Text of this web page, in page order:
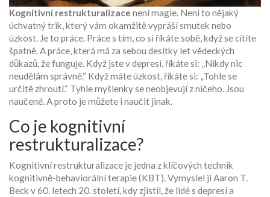
Kognitivní restrukturalizace není magie. Není to nějaký
úchvatný trik, který vám okamžitě vypráší smutek nebo
úzkost. Je to práce. Práce s tím, co si říkáte sobě, když se cítíte
špatně. A práce, která má za sebou desítky let vědeckých
důkazů, že funguje. Když jste v depresi, říkáte si: „Nikdy nic
neudělám správně.“ Když máte úzkost, říkáte si: „Tohle se
určitě zhroutí.“ Tyhle myšlenky se neobjevují z ničeho. Jsou
naučené. A proto je můžete i naučit jinak.
Co je kognitivní
restrukturalizace?
Kognitivní restrukturalizace je jedna z klíčových technik
kognitivně-behaviorální terapie (KBT). Vymyslel ji Aaron T.
Beck v 60. letech 20. století, kdy zjistil, že lidé s depresí a